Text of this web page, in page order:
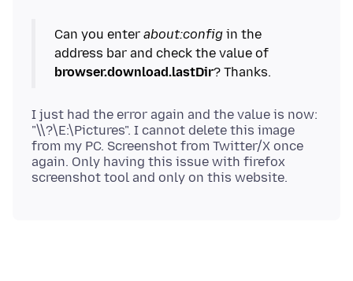
Can you enter about:config in the
address bar and check the value of
browser.download.lastDir
I just had the error again and the value is now:
"\\?\E:\Pictures". I cannot delete this image
from my PC. Screenshot from Twitter/X once
again. Only having this issue with firefox